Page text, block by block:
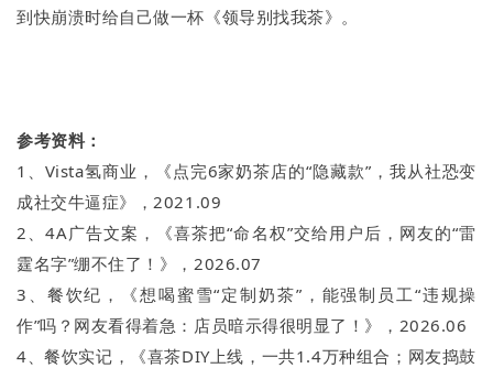
到快崩溃时给自己做一杯《领导别找我茶》。
参考资料：
1、Vista氢商业，《点完6家奶茶店的“隐藏款”，我从社恐变
成社交牛逼症》，2021.09
2、4A广告文案，《喜茶把“命名权”交给用户后，网友的“雷
霆名字”绷不住了！》，2026.07
3、餐饮纪，《想喝蜜雪“定制奶茶”，能强制员工“违规操
作”吗？网友看得着急：店员暗示得很明显了！》，2026.06
4、餐饮实记，《喜茶DIY上线，一共1.4万种组合；网友捣鼓